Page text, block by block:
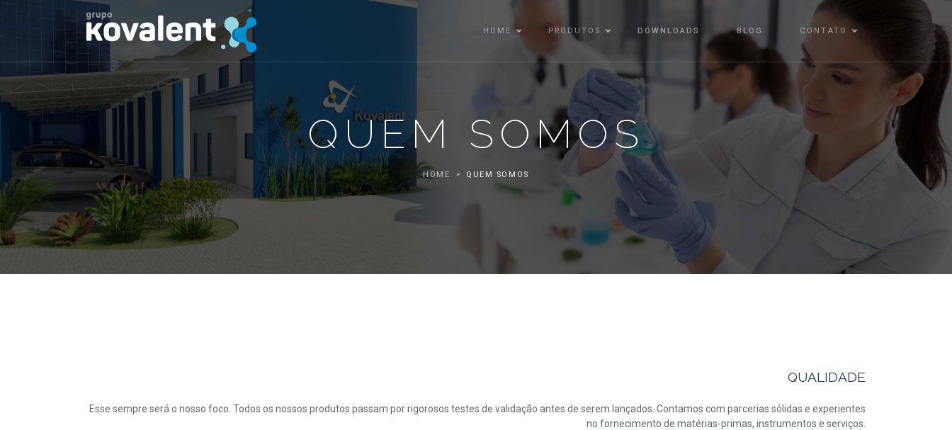
HOME PRODUTOS DOWNLOADS BLOG CONTATO
QUEM SOMOS
HOME QUEM SOMOS
QUALIDADE
Esse sempre será o nosso foco. Todos os nossos produtos passam por rigorosos testes de validação antes de serem lançados. Contamos com parcerias sólidas e experientes
no fornecimento de matérias-primas, instrumentos e serviços.